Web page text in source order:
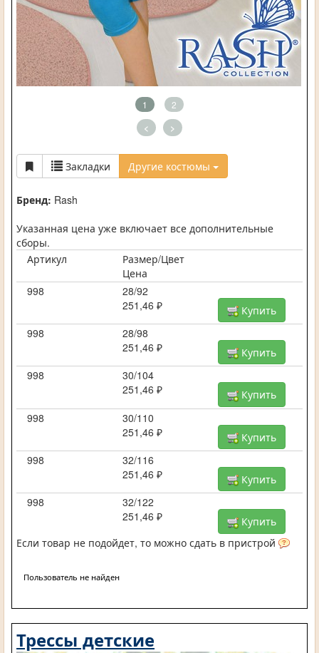
1 2
< >
Закладки Другие костюмы
Бренд: Rash
Указанная цена уже включает все дополнительные
сборы.
Артикул
Размер/Цвет
Цена
998
28/92
251,46 ₽
Купить
998
28/98
251,46 ₽
Купить
998
30/104
251,46 ₽
Купить
998
30/110
251,46 ₽
Купить
998
32/116
251,46 ₽
Купить
998
32/122
251,46 ₽
Купить
Если товар не подойдет, то можно сдать в пристрой
Пользователь не найден
Трессы детские